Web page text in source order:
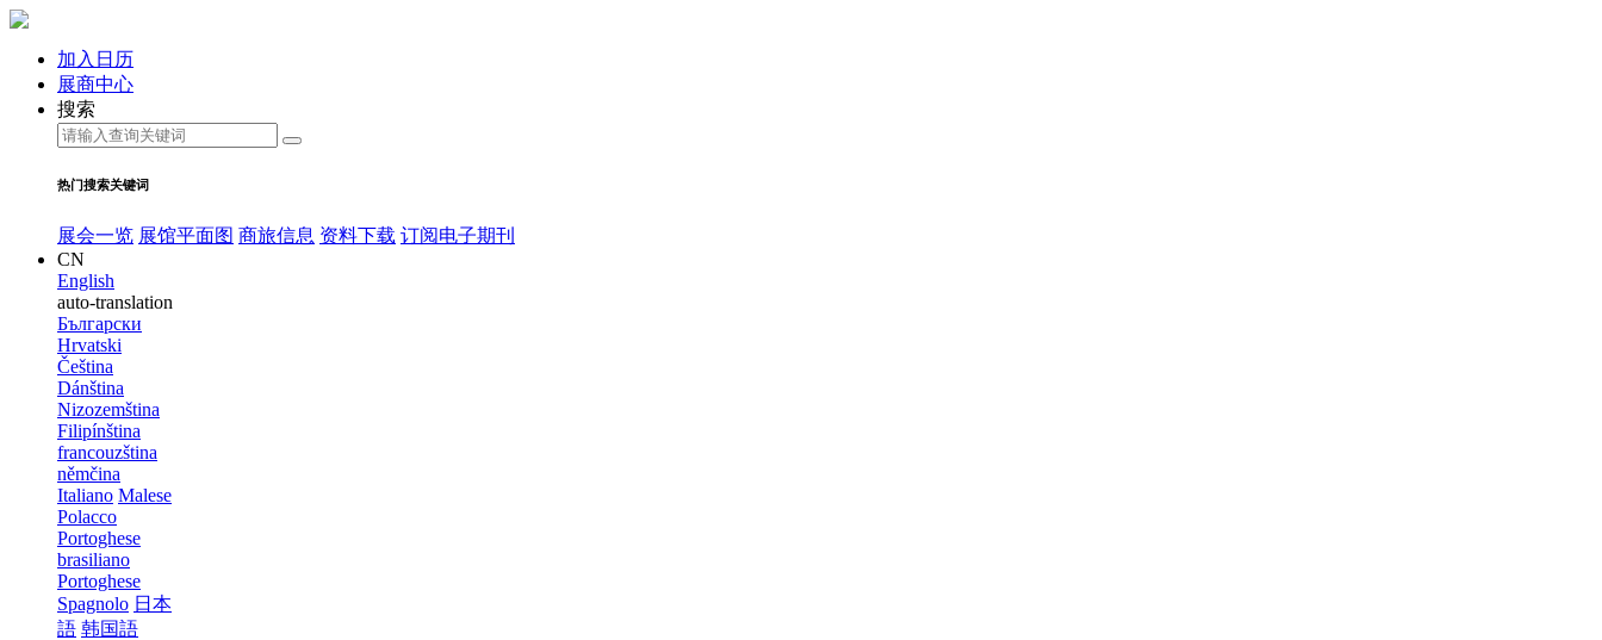
加入日历
展商中心
搜索
热门搜索关键词
展会一览 展馆平面图 商旅信息 资料下载 订阅电子期刊
CN
English
auto-translation
Български
Hrvatski
Čeština
Dánština
Nizozemština
Filipínština
francouzština
němčina
Italiano Malese
Polacco
Portoghese
brasiliano
Portoghese
Spagnolo 日本
語 韩国語